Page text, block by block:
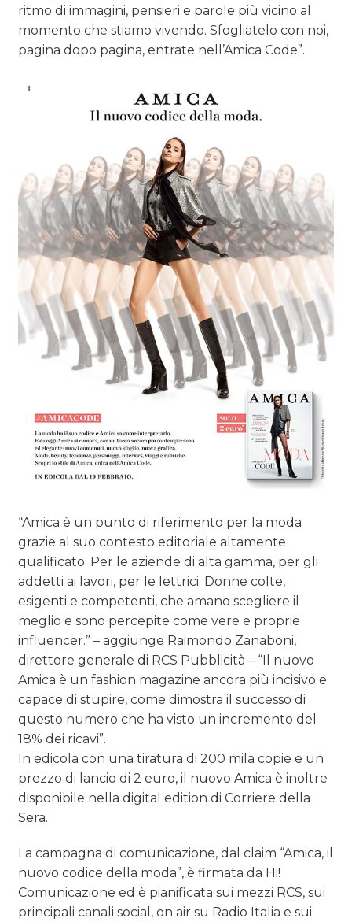
ritmo di immagini, pensieri e parole più vicino al
momento che stiamo vivendo. Sfogliatelo con noi,
pagina dopo pagina, entrate nell’Amica Code”.
“Amica è un punto di riferimento per la moda
grazie al suo contesto editoriale altamente
qualificato. Per le aziende di alta gamma, per gli
addetti ai lavori, per le lettrici. Donne colte,
esigenti e competenti, che amano scegliere il
meglio e sono percepite come vere e proprie
influencer.” – aggiunge Raimondo Zanaboni,
direttore generale di RCS Pubblicità – “Il nuovo
Amica è un fashion magazine ancora più incisivo e
capace di stupire, come dimostra il successo di
questo numero che ha visto un incremento del
18% dei ricavi”.
In edicola con una tiratura di 200 mila copie e un
prezzo di lancio di 2 euro, il nuovo Amica è inoltre
disponibile nella digital edition di Corriere della
Sera.
La campagna di comunicazione, dal claim “Amica, il
nuovo codice della moda”, è firmata da Hi!
Comunicazione ed è pianificata sui mezzi RCS, sui
principali canali social, on air su Radio Italia e sui